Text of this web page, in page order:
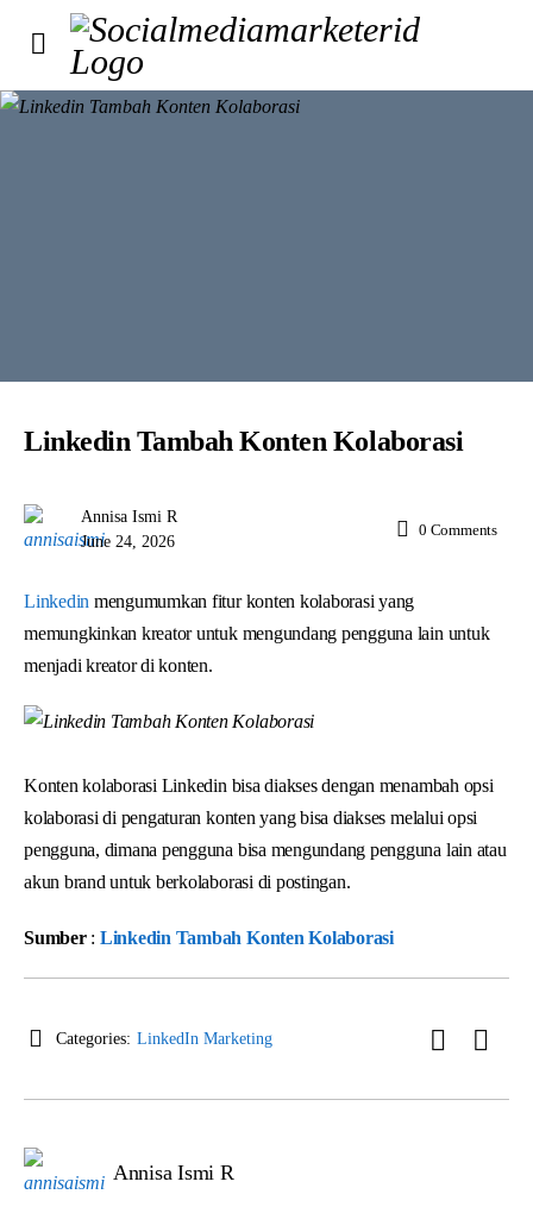
Linkedin Tambah Konten Kolaborasi
Annisa Ismi R
June 24, 2026
0 Comments
Linkedin mengumumkan fitur konten kolaborasi yang
memungkinkan kreator untuk mengundang pengguna lain untuk
menjadi kreator di konten.
Konten kolaborasi Linkedin bisa diakses dengan menambah opsi
kolaborasi di pengaturan konten yang bisa diakses melalui opsi
pengguna, dimana pengguna bisa mengundang pengguna lain atau
akun brand untuk berkolaborasi di postingan.
Sumber: Linkedin Tambah Konten Kolaborasi
Categories: LinkedIn Marketing
Annisa Ismi R